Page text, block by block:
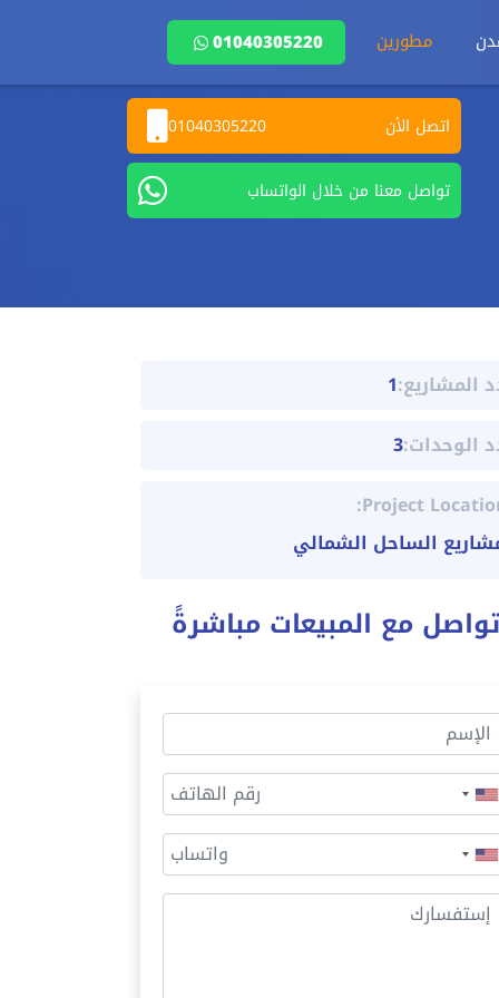
مطورين 01040305220
اتصل الأن 01040305220
تواصل معنا من خلال الواتساب
المشاريع:1
الوحدات:3
Project
الساحل الشمالي
تواصل مع المبيعات مباشرةً